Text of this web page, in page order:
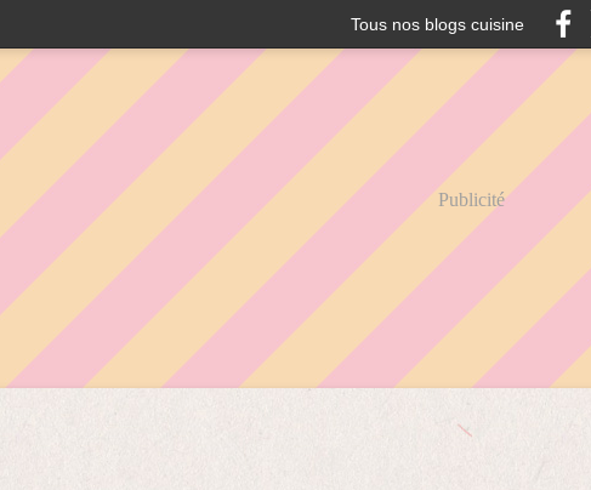
Tous nos blogs cuisine
Publicité